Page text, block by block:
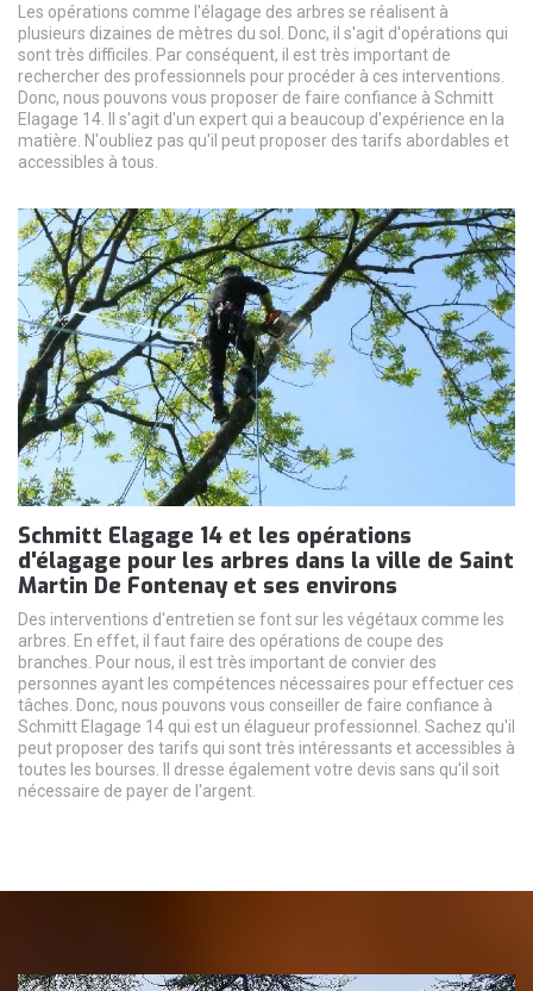
Les opérations comme l'élagage des arbres se réalisent à
plusieurs dizaines de mètres du sol. Donc, il s'agit d'opérations qui
sont très difficiles. Par conséquent, il est très important de
rechercher des professionnels pour procéder à ces interventions.
Donc, nous pouvons vous proposer de faire confiance à Schmitt
Elagage 14. Il s'agit d'un expert qui a beaucoup d'expérience en la
matière. N'oubliez pas qu'il peut proposer des tarifs abordables et
accessibles à tous.
Schmitt Elagage 14 et les opérations
d'élagage pour les arbres dans la ville de Saint
Martin De Fontenay et ses environs
Des interventions d'entretien se font sur les végétaux comme les
arbres. En effet, il faut faire des opérations de coupe des
branches. Pour nous, il est très important de convier des
personnes ayant les compétences nécessaires pour effectuer ces
tâches. Donc, nous pouvons vous conseiller de faire confiance à
Schmitt Elagage 14 qui est un élagueur professionnel. Sachez qu'il
peut proposer des tarifs qui sont très intéressants et accessibles à
toutes les bourses. Il dresse également votre devis sans qu'il soit
nécessaire de payer de l'argent.